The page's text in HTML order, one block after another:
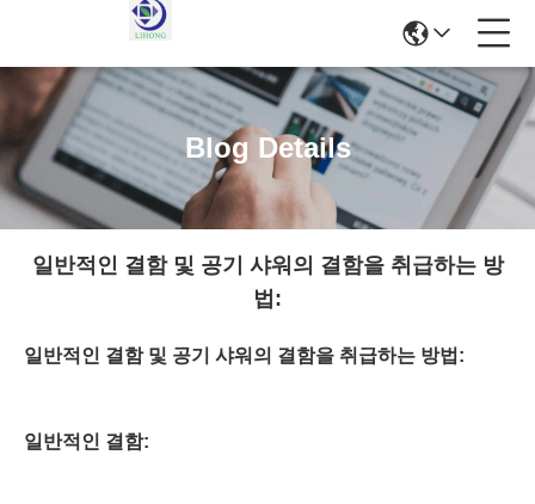
Blog Details
일반적인 결함 및 공기 샤워의 결함을 취급하는 방
법:
일반적인 결함 및 공기 샤워의 결함을 취급하는 방법:
일반적인 결함: